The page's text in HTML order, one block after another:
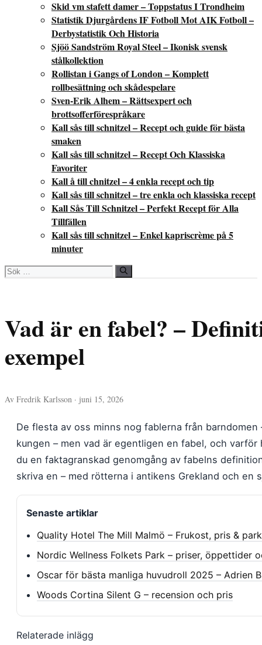
Skid vm stafett damer – Toppstatus I Trondheim
Statistik Djurgårdens IF Fotboll Mot AIK Fotboll –
Derbystatistik Och Historia
Sjöö Sandström Royal Steel – Ikonisk svensk
stålkollektion
Rollistan i Gangs of London – Komplett
rollbesättning och skådespelare
Sven-Erik Alhem – Rättsexpert och
brottsofferförespråkare
Kall sås till schnitzel – Recept och guide för bästa
smaken
Kall sås till schnitzel – Recept Och Klassiska
Favoriter
Kall å till chnitzel – 4 enkla recept och tip
Kall sås till schnitzel – tre enkla och klassiska recept
Kall Sås Till Schnitzel – Perfekt Recept för Alla
Tillfällen
Kall sås till schnitzel – Enkel kapriscrème på 5
minuter
Sök
efter:
Vad är en fabel? –
exempel
Av Fredrik Karlsson · juni 15, 2026
De flesta av oss minns nog fablerna från
kungen – men vad är egentligen en fabel, och
du en faktagranskad genomgång av fabelns
skriva en – med rötterna i antikens Grekland och en
Senaste artiklar
Quality Hotel The Mill Malmö – Frukost, pris &
Nordic Wellness Folkets Park – priser, öppettider
Oscar för bästa manliga huvudroll 2025 – Adrien
Woods Cortina Silent G – recension och pris
Relaterade inlägg